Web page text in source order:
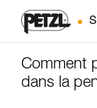
Comment
dans la